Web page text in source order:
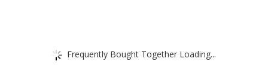
Frequently Bought Together Loading...